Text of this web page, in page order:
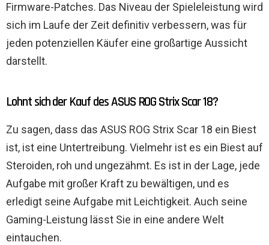
Firmware-Patches. Das Niveau der Spieleleistung wird
sich im Laufe der Zeit definitiv verbessern, was für
jeden potenziellen Käufer eine großartige Aussicht
darstellt.
Lohnt sich der Kauf des ASUS ROG Strix Scar 18?
Zu sagen, dass das ASUS ROG Strix Scar 18 ein Biest
ist, ist eine Untertreibung. Vielmehr ist es ein Biest auf
Steroiden, roh und ungezähmt. Es ist in der Lage, jede
Aufgabe mit großer Kraft zu bewältigen, und es
erledigt seine Aufgabe mit Leichtigkeit. Auch seine
Gaming-Leistung lässt Sie in eine andere Welt
eintauchen.